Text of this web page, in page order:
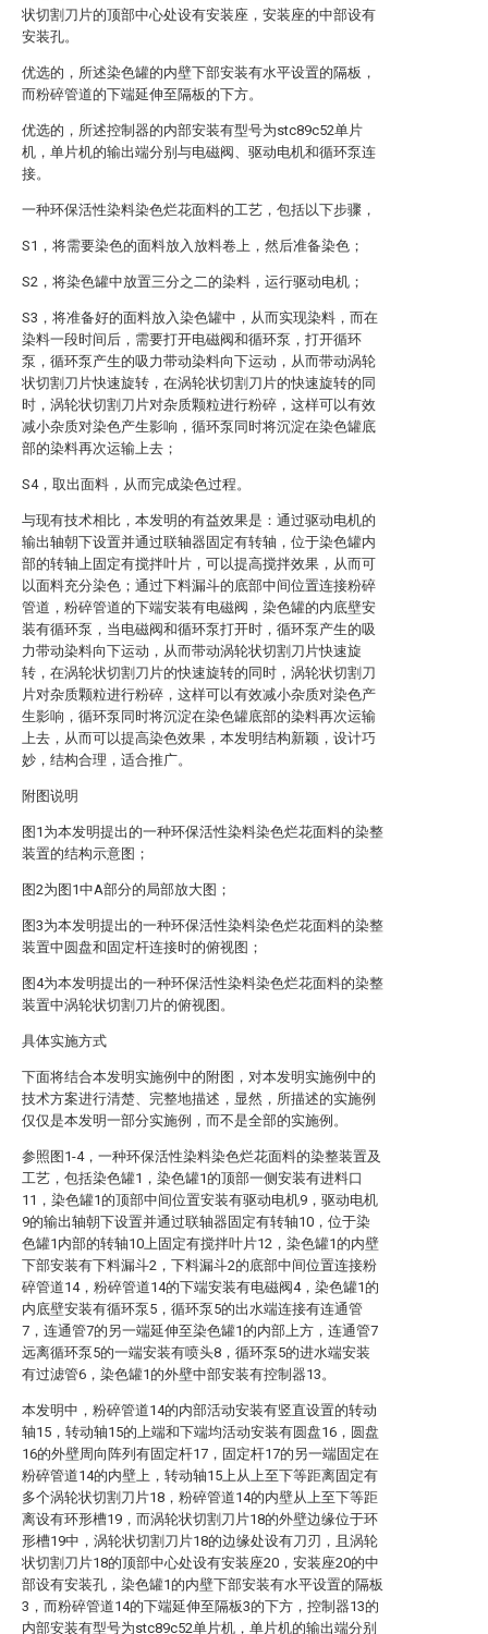
状切割刀片的顶部中心处设有安装座，安装座的中部设有
安装孔。
优选的，所述染色罐的内壁下部安装有水平设置的隔板，
而粉碎管道的下端延伸至隔板的下方。
优选的，所述控制器的内部安装有型号为stc89c52单片
机，单片机的输出端分别与电磁阀、驱动电机和循环泵连
接。
一种环保活性染料染色烂花面料的工艺，包括以下步骤，
S1，将需要染色的面料放入放料卷上，然后准备染色；
S2，将染色罐中放置三分之二的染料，运行驱动电机；
S3，将准备好的面料放入染色罐中，从而实现染料，而在
染料一段时间后，需要打开电磁阀和循环泵，打开循环
泵，循环泵产生的吸力带动染料向下运动，从而带动涡轮
状切割刀片快速旋转，在涡轮状切割刀片的快速旋转的同
时，涡轮状切割刀片对杂质颗粒进行粉碎，这样可以有效
减小杂质对染色产生影响，循环泵同时将沉淀在染色罐底
部的染料再次运输上去；
S4，取出面料，从而完成染色过程。
与现有技术相比，本发明的有益效果是：通过驱动电机的
输出轴朝下设置并通过联轴器固定有转轴，位于染色罐内
部的转轴上固定有搅拌叶片，可以提高搅拌效果，从而可
以面料充分染色；通过下料漏斗的底部中间位置连接粉碎
管道，粉碎管道的下端安装有电磁阀，染色罐的内底壁安
装有循环泵，当电磁阀和循环泵打开时，循环泵产生的吸
力带动染料向下运动，从而带动涡轮状切割刀片快速旋
转，在涡轮状切割刀片的快速旋转的同时，涡轮状切割刀
片对杂质颗粒进行粉碎，这样可以有效减小杂质对染色产
生影响，循环泵同时将沉淀在染色罐底部的染料再次运输
上去，从而可以提高染色效果，本发明结构新颖，设计巧
妙，结构合理，适合推广。
附图说明
图1为本发明提出的一种环保活性染料染色烂花面料的染整
装置的结构示意图；
图2为图1中A部分的局部放大图；
图3为本发明提出的一种环保活性染料染色烂花面料的染整
装置中圆盘和固定杆连接时的俯视图；
图4为本发明提出的一种环保活性染料染色烂花面料的染整
装置中涡轮状切割刀片的俯视图。
具体实施方式
下面将结合本发明实施例中的附图，对本发明实施例中的
技术方案进行清楚、完整地描述，显然，所描述的实施例
仅仅是本发明一部分实施例，而不是全部的实施例。
参照图1-4，一种环保活性染料染色烂花面料的染整装置及
工艺，包括染色罐1，染色罐1的顶部一侧安装有进料口
11，染色罐1的顶部中间位置安装有驱动电机9，驱动电机
9的输出轴朝下设置并通过联轴器固定有转轴10，位于染
色罐1内部的转轴10上固定有搅拌叶片12，染色罐1的内壁
下部安装有下料漏斗2，下料漏斗2的底部中间位置连接粉
碎管道14，粉碎管道14的下端安装有电磁阀4，染色罐1的
内底壁安装有循环泵5，循环泵5的出水端连接有连通管
7，连通管7的另一端延伸至染色罐1的内部上方，连通管7
远离循环泵5的一端安装有喷头8，循环泵5的进水端安装
有过滤管6，染色罐1的外壁中部安装有控制器13。
本发明中，粉碎管道14的内部活动安装有竖直设置的转动
轴15，转动轴15的上端和下端均活动安装有圆盘16，圆盘
16的外壁周向阵列有固定杆17，固定杆17的另一端固定在
粉碎管道14的内壁上，转动轴15上从上至下等距离固定有
多个涡轮状切割刀片18，粉碎管道14的内壁从上至下等距
离设有环形槽19，而涡轮状切割刀片18的外壁边缘位于环
形槽19中，涡轮状切割刀片18的边缘处设有刀刃，且涡轮
状切割刀片18的顶部中心处设有安装座20，安装座20的中
部设有安装孔，染色罐1的内壁下部安装有水平设置的隔板
3，而粉碎管道14的下端延伸至隔板3的下方，控制器13的
内部安装有型号为stc89c52单片机，单片机的输出端分别